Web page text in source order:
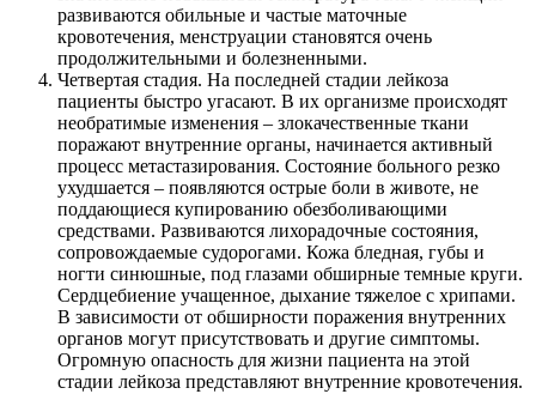
развиваются обильные и частые маточные
кровотечения, менструации становятся очень
продолжительными и болезненными.
Четвертая стадия. На последней стадии лейкоза
пациенты быстро угасают. В их организме происходят
необратимые изменения – злокачественные ткани
поражают внутренние органы, начинается активный
процесс метастазирования. Состояние больного резко
ухудшается – появляются острые боли в животе, не
поддающиеся купированию обезболивающими
средствами. Развиваются лихорадочные состояния,
сопровождаемые судорогами. Кожа бледная, губы и
ногти синюшные, под глазами обширные темные круги.
Сердцебиение учащенное, дыхание тяжелое с хрипами.
В зависимости от обширности поражения внутренних
органов могут присутствовать и другие симптомы.
Огромную опасность для жизни пациента на этой
стадии лейкоза представляют внутренние кровотечения.